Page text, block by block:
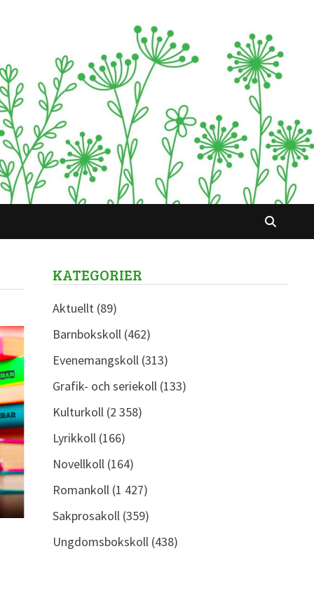
KATEGORIER
Aktuellt(89)
Barnbokskoll(462)
Evenemangskoll(313)
Grafik- och seriekoll(133)
Kulturkoll(2 358)
Lyrikkoll(166)
Novellkoll(164)
Romankoll(1 427)
Sakprosakoll(359)
Ungdomsbokskoll(438)